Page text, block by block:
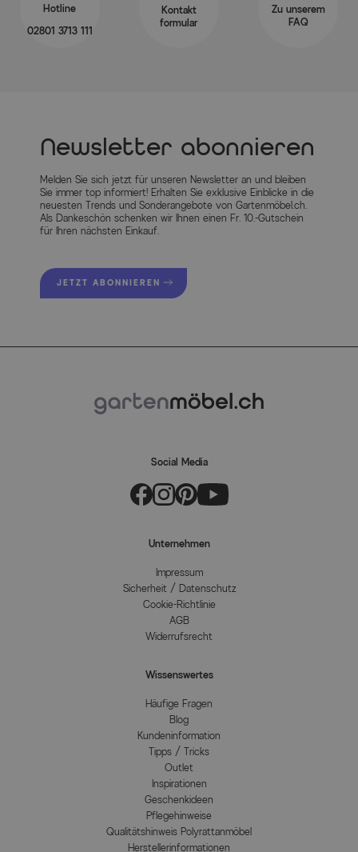
Hotline
02801 3713 111
Kontakt
formular
Zu unserem
FAQ
Newsletter abonnieren
Melden Sie sich jetzt für unseren Newsletter an und bleiben
Sie immer top informiert! Erhalten Sie exklusive Einblicke in die
neuesten Trends und Sonderangebote von Gartenmöbel.ch.
Als Dankeschön schenken wir Ihnen einen Fr. 10.-Gutschein
für Ihren nächsten Einkauf.
JETZT ABONNIEREN
Social Media
Unternehmen
Impressum
Sicherheit / Datenschutz
Cookie-Richtlinie
AGB
Widerrufsrecht
Wissenswertes
Häufige Fragen
Blog
Kundeninformation
Tipps / Tricks
Outlet
Inspirationen
Geschenkideen
Pflegehinweise
Qualitätshinweis Polyrattanmöbel
Herstellerinformationen